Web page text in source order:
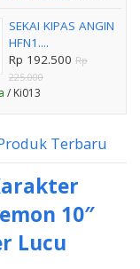
SEKAI KIPAS ANGIN
HFN1....
Rp 192.500 Rp
225.000
/ Ki013
Terbaru
10″
Lucu